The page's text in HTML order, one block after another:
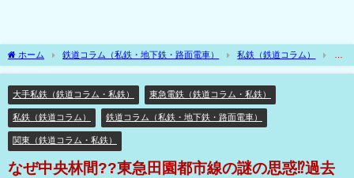
ホーム 鉄道コラム（私鉄・地下鉄・路面電車） 私鉄（鉄道コラム）
手私鉄（鉄道コラム・私鉄）
なぜ中央林間??東急田園都市線の謎の思惑⁉過去に小
大手私鉄（鉄道コラム・私鉄）
東急電鉄（鉄道コラム・私鉄）
私鉄（鉄道コラム） 鉄道コラム（私鉄・地下鉄・路面電車）
関東（鉄道コラム・私鉄）
なぜ中央林間??東急田園都市線の謎の思惑⁉過去